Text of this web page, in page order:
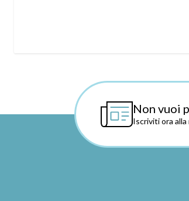
Non vuoi
Iscriviti ora